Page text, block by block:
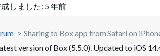
しました: 5 年前
Sharing to Box app from Safari on
version of Box (5.5.0). Updated to iOS